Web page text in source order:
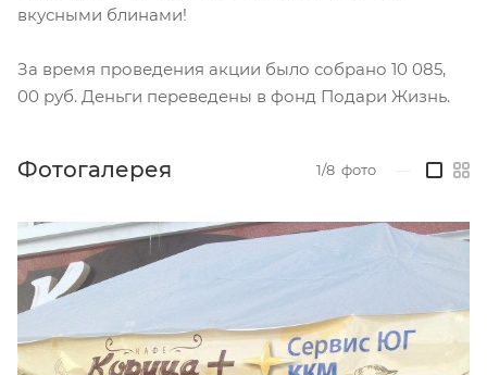
вкусными блинами!
За время проведения акции было собрано 10 085,
00 руб. Деньги переведены в фонд Подари Жизнь.
Фотогалерея 1/8 фото